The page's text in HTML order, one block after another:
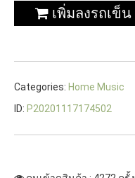
เพิ่มลงรถเข็น
Categories: Home Music
ID: P20201117174502